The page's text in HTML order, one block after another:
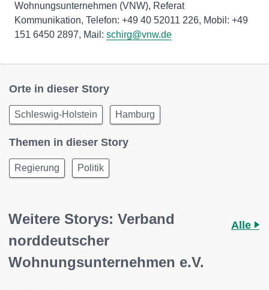
Wohnungsunternehmen (VNW), Referat
Kommunikation, Telefon: +49 40 52011 226, Mobil: +49
151 6450 2897, Mail: schirg@vnw.de
Orte in dieser Story
Schleswig-Holstein Hamburg
Themen in dieser Story
Regierung Politik
Weitere Storys: Verband
norddeutscher
Wohnungsunternehmen e.V.
Alle